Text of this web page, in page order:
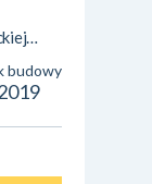
budowy